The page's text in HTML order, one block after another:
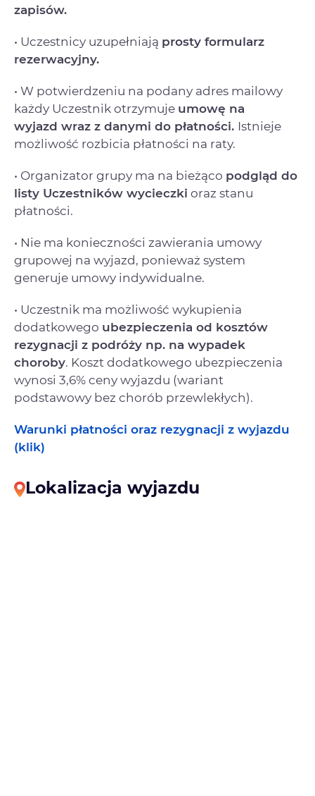
zapisów.
• Uczestnicy uzupełniają prosty formularz
rezerwacyjny.
• W potwierdzeniu na podany adres mailowy
każdy Uczestnik otrzymuje umowę na
wyjazd wraz z danymi do płatności. Istnieje
możliwość rozbicia płatności na raty.
• Organizator grupy ma na bieżąco podgląd do
listy Uczestników wycieczki oraz stanu
płatności.
• Nie ma konieczności zawierania umowy
grupowej na wyjazd, ponieważ system
generuje umowy indywidualne.
• Uczestnik ma możliwość wykupienia
dodatkowego ubezpieczenia od kosztów
rezygnacji z podróży np. na wypadek
choroby. Koszt dodatkowego ubezpieczenia
wynosi 3,6% ceny wyjazdu (wariant
podstawowy bez chorób przewlekłych).
Warunki płatności oraz rezygnacji z wyjazdu
(klik)
Lokalizacja wyjazdu